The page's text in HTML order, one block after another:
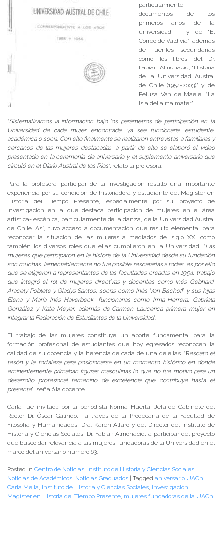
particularmente
documentos de los
primeros años de la
universidad – y de “El
Correo de Valdivia”, además
de fuentes secundarias
como los libros del Dr.
Fabián Almonacid, “Historia
de la Universidad Austral
de Chile (1954-2003)” y de
Pelusa Van de Maele, “La
isla del alma mater”.
“Sistematizamos la información bajo los parámetros de participación en la
Universidad de cada mujer encontrada, ya sea funcionaria, estudiante,
académica o socia. Con ello finalmente se realizaron entrevistas a familiares y
cercanos de las mujeres destacadas, a partir de ello se elaboró el video
presentado en la ceremonia de aniversario y el suplemento aniversario que
circuló en el Diario Austral de los Ríos”, relató la profesora.
Para la profesora, participar de la investigación resultó una importante
experiencia por su condición de historiadora y estudiante del Magister en
Historia del Tiempo Presente, especialmente por su proyecto de
investigación en la que destaca participación de mujeres en el área
artística- escénica, particularmente de la danza, de la Universidad Austral
de Chile. Así, tuvo acceso a documentación que resultó elemental para
reconocer la situación de las mujeres a mediados del siglo XX, como
también los diversos roles que ellas cumplieron en la Universidad. “Las
mujeres que participaron en la historia de la Universidad desde su fundación
son muchas, lamentablemente no fue posible rescatarlas a todas, es por ello
que se eligieron a representantes de las facultades creadas en 1954, trabajo
que integró el rol de mujeres directivas y docentes como Inés Gebhard,
Aracely Poblete y Gladys Santos, socias como Inés Von Bischoff, y sus hijas
Elena y María Inés Haverbeck, funcionarias como Irma Herrera, Gabriela
González y Kate Meyer, además de Carmen Laucerica primera mujer en
integrar la Federación de Estudiantes de la Universidad”.
El trabajo de las mujeres constituye un aporte fundamental para la
formación profesional de estudiantes que hoy egresados reconocen la
calidad de su docencia y la herencia de cada de una de ellas. “Rescato el
tesón y la fortaleza para posicionarse en un momento histórico en donde
eminentemente primaban figuras masculinas lo que no fue motivo para un
desarrollo profesional femenino de excelencia que contribuye hasta el
presente”, señaló la docente.
Carla fue invitada por la periodista Norma Huerta, Jefa de Gabinete del
Rector Dr. Óscar Galindo, a través de la Prodecana de la Facultad de
Filosofía y Humanidades, Dra. Karen Alfaro y del Director del Instituto de
Historia y Ciencias Sociales, Dr. Fabián Almonacid, a participar del proyecto
que buscó dar relevancia a las mujeres fundadoras de la Universidad en el
marco del aniversario número 63.
Posted in Centro de Noticias Instituto de Historia y Ciencias Sociales
Noticias de Académicos Noticias Graduados | Tagged aniversario UACh
Carla Mella Instituto de Historia y Ciencias Sociales investigación
Magíster en Historia del Tiempo Presente mujeres fundadoras de la UACh